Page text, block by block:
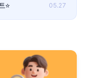
⭐ 05.27